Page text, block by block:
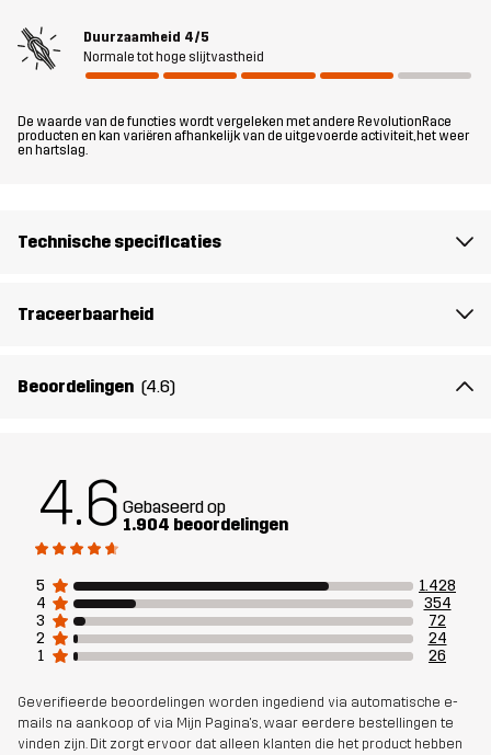
Pasvorm REGULAR FIT
Materiaal 100% Polyester (Gerecycled)
Polyester
Gewicht 665g in maat Medium
voor
Artikelnummer 10713_4691
Duurzaamheid 4/5
Normale tot hoge slijtvastheid
De waarde van de functies wordt vergeleken met andere RevolutionRace
producten en kan variëren afhankelijk van de uitgevoerde activiteit, het weer
en hartslag.
Technische specificaties
Traceerbaarheid
Beoordelingen (4.6)
4.6 Gebaseerd op
1.904 beoordelingen
5
1.428
4
354
3
72
2
24
1
26
Geverifieerde beoordelingen worden ingediend via automatische e-
mails na aankoop of via Mijn Pagina's, waar eerdere bestellingen te
vinden zijn. Dit zorgt ervoor dat alleen klanten die het product hebben